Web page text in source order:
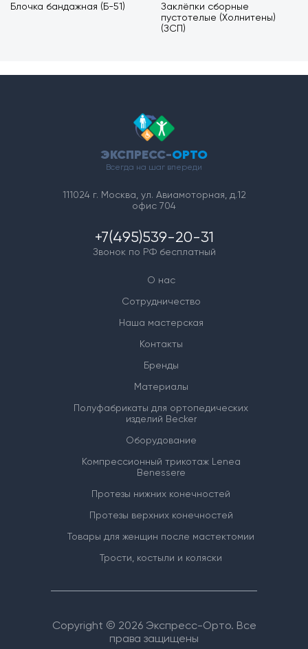
Блочка бандажная (Б-51)
Заклёпки сборные
пустотелые (Холнитены)
(ЗСП)
ЭКСПРЕСС-ОРТО
Всегда на шаг впереди
111024 г. Москва, ул. Авиамоторная, д.12
офис 704
+7(495)539-20-31
Звонок по РФ бесплатный
О нас
Сотрудничество
Наша мастерская
Контакты
Бренды
Материалы
Полуфабрикаты для ортопедических
изделий Becker
Оборудование
Компрессионный трикотаж Lenea
Benessere
Протезы нижних конечностей
Протезы верхних конечностей
Товары для женщин после мастектомии
Трости, костыли и коляски
Copyright © 2026 Экспресс-Орто. Все
права защищены